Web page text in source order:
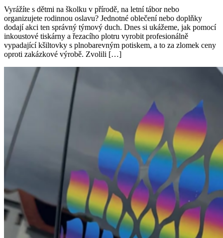
Vyrážíte s dětmi na školku v přírodě, na letní tábor nebo
organizujete rodinnou oslavu? Jednotné oblečení nebo doplňky
dodají akci ten správný týmový duch. Dnes si ukážeme, jak pomocí
inkoustové tiskárny a řezacího plotru vyrobit profesionálně
vypadající kšiltovky s plnobarevným potiskem, a to za zlomek ceny
oproti zakázkové výrobě. Zvolili […]